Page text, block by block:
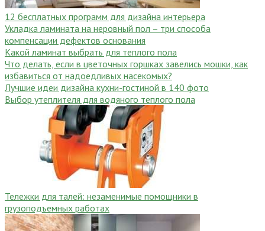
12 бесплатных программ для дизайна интерьера
Укладка ламината на неровный пол – три способа
компенсации дефектов основания
Какой ламинат выбрать для теплого пола
Что делать, если в цветочных горшках завелись мошки, как
избавиться от надоедливых насекомых?
Лучшие идеи дизайна кухни-гостиной в 140 фото
Выбор утеплителя для водяного теплого пола
Тележки для талей: незаменимые помощники в
грузоподъемных работах